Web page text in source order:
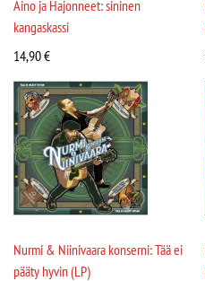
Aino ja Hajonneet: sininen
kangaskassi
14,90€
Nurmi & Niinivaara konserni: Tää ei
pääty hyvin (LP)